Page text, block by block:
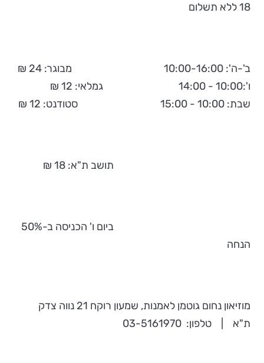
18 ללא תשלום
ב'-ה': 10:00-16:00 מבוגר: 24 ₪
ו':10:00 - 14:00 גמלאי: 12 ₪
שבת: 10:00 - 15:00 סטודנט: 12 ₪
תושב ת"א: 18 ₪
ביום ו' הכניסה ב-50%
הנחה
מוזיאון נחום גוטמן לאמנות, שמעון רוקח 21 נווה צדק
ת"א | טלפון: 03-5161970